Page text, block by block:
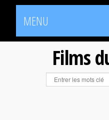
MENU
Films